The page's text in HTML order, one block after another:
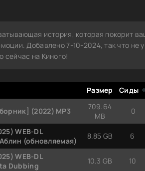
история, которая покорит
Добавлено 7-10-2024, так что не
сейчас на Киного!
Размер Сиды
(2022) MP3
709.64
MB
0
WEB-DL
(обновляемая)
8.85 GB 6
WEB-DL
Dubbing
10.3 GB 10